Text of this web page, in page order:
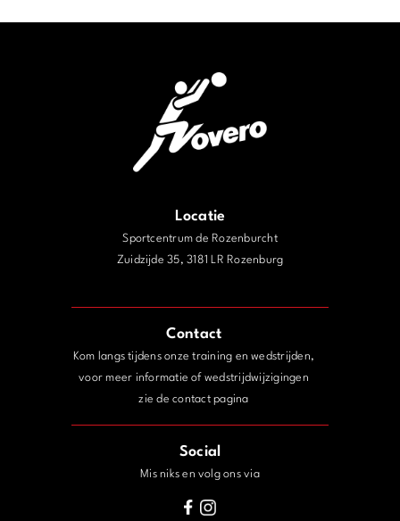
Locatie
Sportcentrum de Rozenburcht
Zuidzijde 35, 3181 LR Rozenburg
Contact
Kom langs tijdens onze training en wedstrijden,
voor meer informatie of wedstrijdwijzigingen
zie de contact pagina
Social
Mis niks en volg ons via